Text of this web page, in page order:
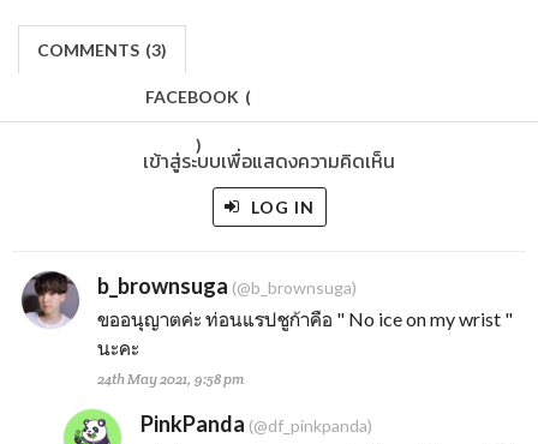
COMMENTS (3)
FACEBOOK (
)
เข้าสู่ระบบเพื่อแสดงความคิดเห็น
LOG IN
b_brownsuga (@b_brownsuga)
ขออนุญาตค่ะ ท่อนแรปชูก้าคือ " No ice on my wrist "
นะคะ
24th May 2021, 9:58 pm
PinkPanda (@df_pinkpanda)